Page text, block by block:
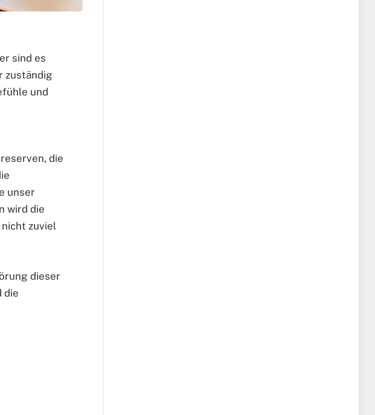
sind es
zuständig
und
die
unser
wird die
zuviel
dieser
die